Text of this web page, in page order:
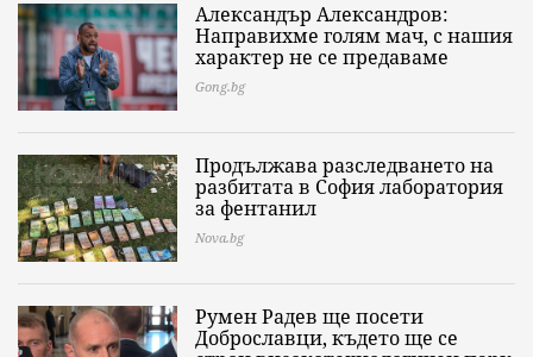
Александър Александров:
Направихме голям мач, с нашия
характер не се предаваме
Gong.bg
Продължава разследването на
разбитата в София лаборатория
за фентанил
Nova.bg
Румен Радев ще посети
Доброславци, където ще се